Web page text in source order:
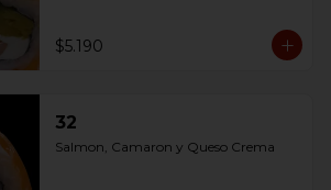
$5.190
32
Salmon, Camaron y Queso Crema